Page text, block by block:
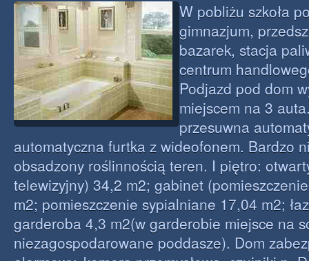
W pobliżu szkoła
gimnazjum,
bazarek, stacja
centrum
Podjazd pod dom
miejscem na 3
przesuwna
automatyczna furtka z wideofonem. Bardzo
obsadzony roślinnością teren. I piętro:
telewizyjny) 34,2 m2; gabinet
m2; pomieszczenie sypialniane 17,04 m2;
garderoba 4,3 m2(w garderobie miejsce na
niezagospodarowane poddasze). Dom